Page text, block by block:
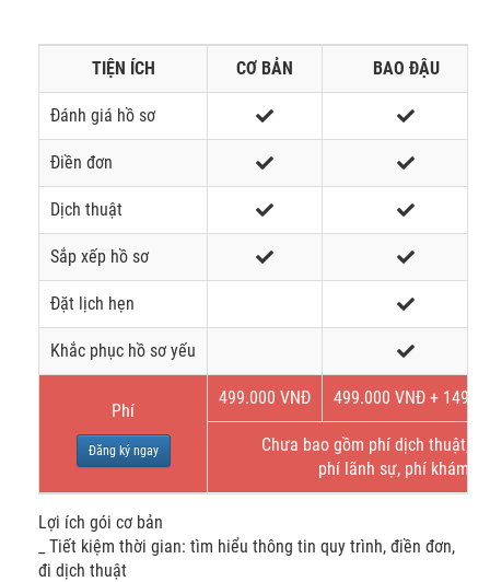
TIỆN ÍCH CƠ BẢN BAO ĐẬU
Đánh giá hồ sơ
Điền đơn
Dịch thuật
Sắp xếp hồ sơ
Đặt lịch hẹn
Khắc phục hồ sơ yếu
Phí
Đăng ký ngay
499.000 VNĐ 499.000 VNĐ + 149$
Chưa bao gồm phí dịch thuật,
phí lãnh sự, phí khám
Lợi ích gói cơ bản
_ Tiết kiệm thời gian: tìm hiểu thông tin quy trình, điền đơn,
đi dịch thuật